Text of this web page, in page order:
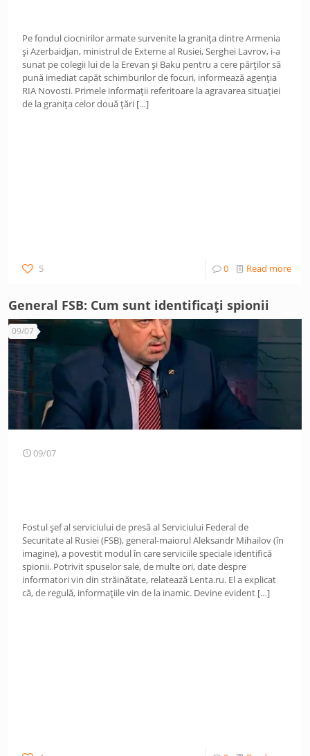
Pe fondul ciocnirilor armate survenite la granița dintre Armenia
și Azerbaidjan, ministrul de Externe al Rusiei, Serghei Lavrov, i-a
sunat pe colegii lui de la Erevan și Baku pentru a cere părților să
pună imediat capăt schimburilor de focuri, informează agenția
RIA Novosti. Primele informații referitoare la agravarea situației
de la granița celor două țări […]
5 0 Read more
General FSB: Cum sunt identificați spionii
09/07
09/07
Fostul șef al serviciului de presă al Serviciului Federal de
Securitate al Rusiei (FSB), general-maiorul Aleksandr Mihailov (în
imagine), a povestit modul în care serviciile speciale identifică
spionii. Potrivit spuselor sale, de multe ori, date despre
informatori vin din străinătate, relatează Lenta.ru. El a explicat
că, de regulă, informațiile vin de la inamic. Devine evident […]